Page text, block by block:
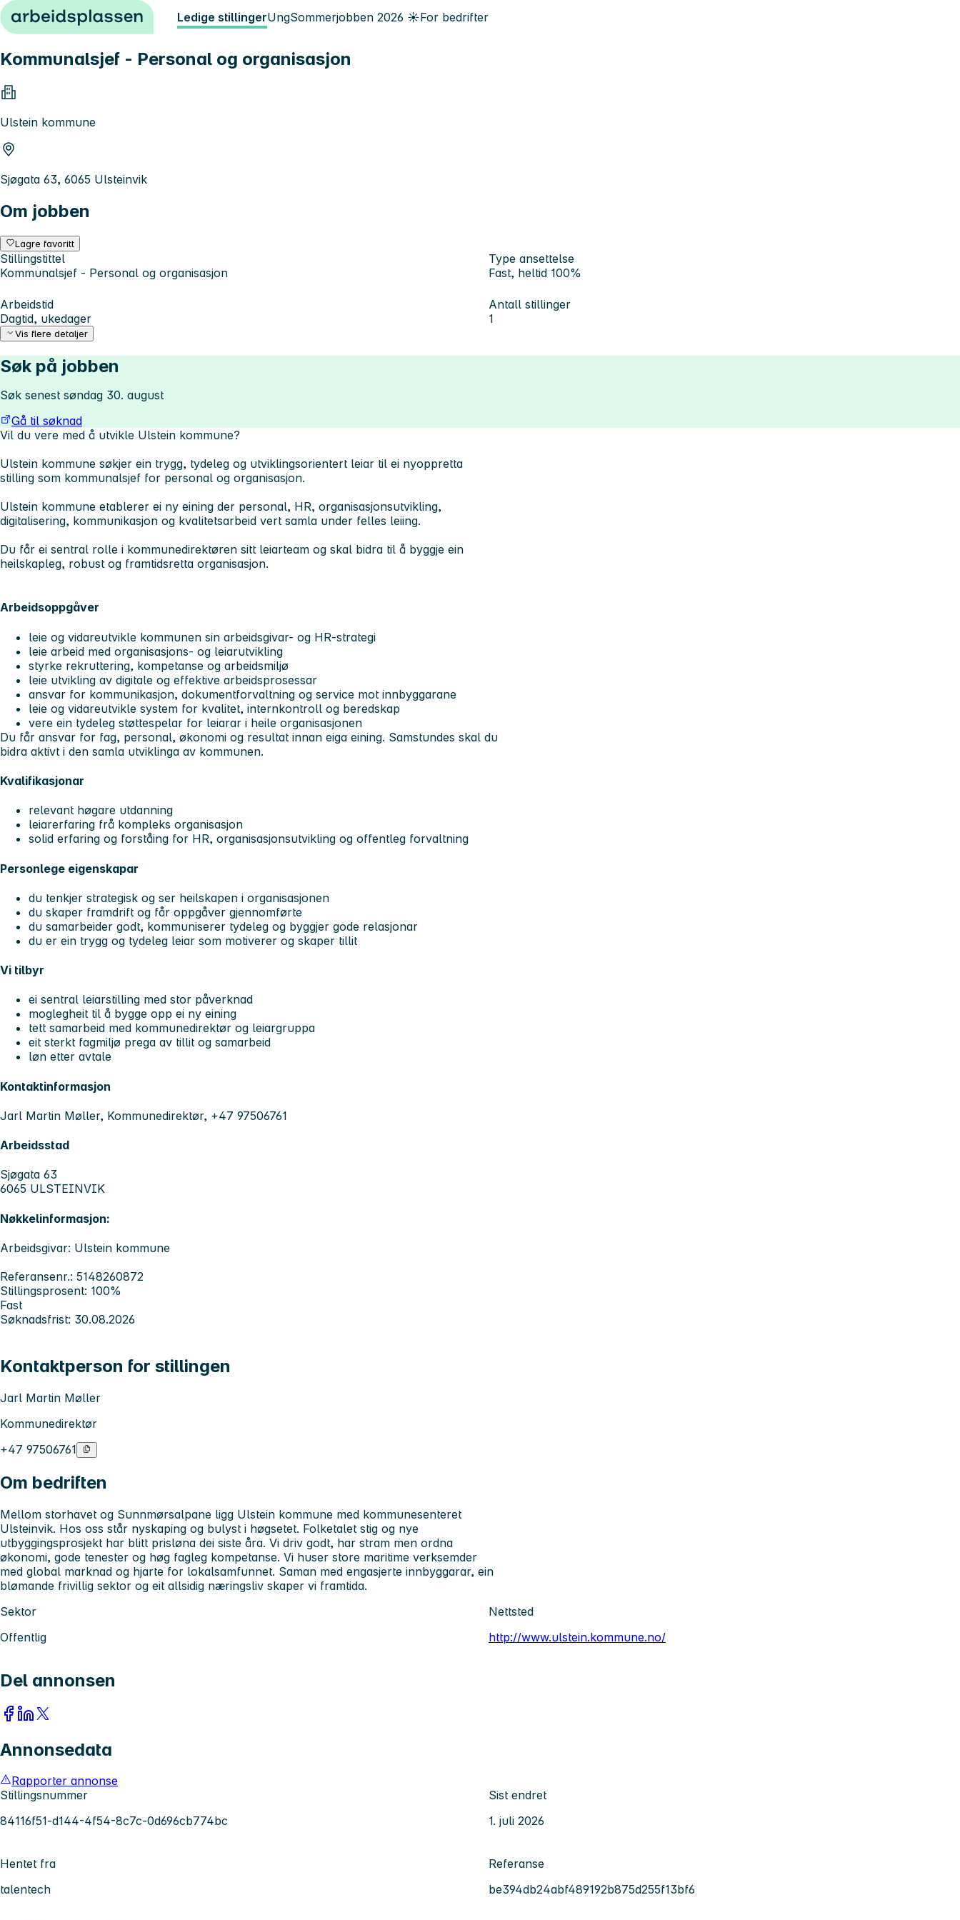
Hopp til innhold Ledige stillingerUngSommerjobben 2026 ☀️For bedrifter
Kommunalsjef - Personal og organisasjon
Ulstein kommune
Sjøgata 63, 6065 Ulsteinvik
Om jobben
Lagre favoritt
Stillingstittel
Kommunalsjef - Personal og organisasjon
Type ansettelse
Fast, heltid 100%
Arbeidstid
Dagtid, ukedager
Antall stillinger
1
Vis flere detaljer
Søk på jobben
Søk senest søndag 30. august
Gå til søknad
Vil du vere med å utvikle Ulstein kommune?
Ulstein kommune søkjer ein trygg, tydeleg og utviklingsorientert leiar til ei nyoppretta
stilling som kommunalsjef for personal og organisasjon.
Ulstein kommune etablerer ei ny eining der personal, HR, organisasjonsutvikling,
digitalisering, kommunikasjon og kvalitetsarbeid vert samla under felles leiing.
Du får ei sentral rolle i kommunedirektøren sitt leiarteam og skal bidra til å byggje ein
heilskapleg, robust og framtidsretta organisasjon.
Arbeidsoppgåver
leie og vidareutvikle kommunen sin arbeidsgivar- og HR-strategi
leie arbeid med organisasjons- og leiarutvikling
styrke rekruttering, kompetanse og arbeidsmiljø
leie utvikling av digitale og effektive arbeidsprosessar
ansvar for kommunikasjon, dokumentforvaltning og service mot innbyggarane
leie og vidareutvikle system for kvalitet, internkontroll og beredskap
vere ein tydeleg støttespelar for leiarar i heile organisasjonen
Du får ansvar for fag, personal, økonomi og resultat innan eiga eining. Samstundes skal du
bidra aktivt i den samla utviklinga av kommunen.
Kvalifikasjonar
relevant høgare utdanning
leiarerfaring frå kompleks organisasjon
solid erfaring og forståing for HR, organisasjonsutvikling og offentleg forvaltning
Personlege eigenskapar
du tenkjer strategisk og ser heilskapen i organisasjonen
du skaper framdrift og får oppgåver gjennomførte
du samarbeider godt, kommuniserer tydeleg og byggjer gode relasjonar
du er ein trygg og tydeleg leiar som motiverer og skaper tillit
Vi tilbyr
ei sentral leiarstilling med stor påverknad
moglegheit til å bygge opp ei ny eining
tett samarbeid med kommunedirektør og leiargruppa
eit sterkt fagmiljø prega av tillit og samarbeid
løn etter avtale
Kontaktinformasjon
Jarl Martin Møller, Kommunedirektør, +47 97506761
Arbeidsstad
Sjøgata 63
6065 ULSTEINVIK
Nøkkelinformasjon:
Arbeidsgivar: Ulstein kommune
Referansenr.: 5148260872
Stillingsprosent: 100%
Fast
Søknadsfrist: 30.08.2026
Kontaktperson for stillingen
Jarl Martin Møller
Kommunedirektør
+47 97506761
Om bedriften
Mellom storhavet og Sunnmørsalpane ligg Ulstein kommune med kommunesenteret
Ulsteinvik. Hos oss står nyskaping og bulyst i høgsetet. Folketalet stig og nye
utbyggingsprosjekt har blitt prisløna dei siste åra. Vi driv godt, har stram men ordna
økonomi, gode tenester og høg fagleg kompetanse. Vi huser store maritime verksemder
med global marknad og hjarte for lokalsamfunnet. Saman med engasjerte innbyggarar, ein
blømande frivillig sektor og eit allsidig næringsliv skaper vi framtida.
Sektor
Offentlig
Nettsted
http://www.ulstein.kommune.no/
Del annonsen
Annonsedata
Rapporter annonse
Stillingsnummer
84116f51-d144-4f54-8c7c-0d696cb774bc
Sist endret
1. juli 2026
Hentet fra
talentech
Referanse
be394db24abf489192b875d255f13bf6